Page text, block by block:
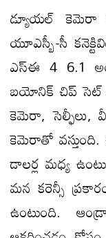
డ్యూయల్ కెమెరా
యూఎస్బీ-సీ
ఎస్ఈ 4 6.1
బయోనిక్ చిప్ సెట్
కెమెరా, సెల్ఫీలు,
కెమెరాతో
డాలర్ల మధ్య
మన కరెన్సీ
ఉంటుంది.